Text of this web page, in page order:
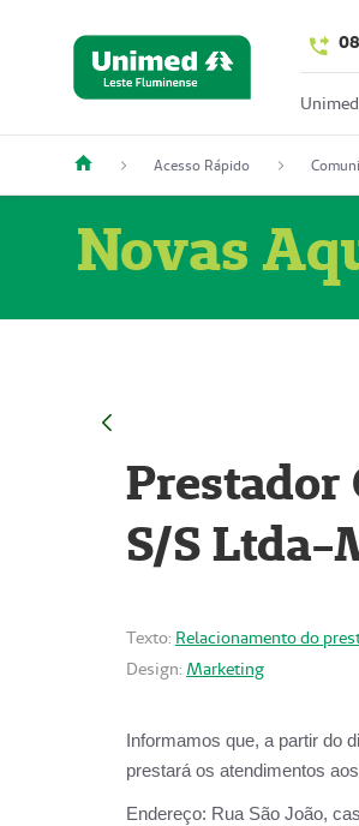
Acesso Rápido
Novas
Prestador
S/S Ltda-
Texto: Relacionamento do
Design: Marketing
Informamos que, a partir do
prestará os atendimentos
Endereço: Rua São João,